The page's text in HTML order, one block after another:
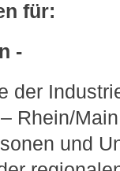
für:
-
der
Rhein/
und